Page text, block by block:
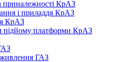
приналежності КрАЗ
і приладдя КрАЗ
КрАЗ
підйому платформи КрАЗ
ГАЗ